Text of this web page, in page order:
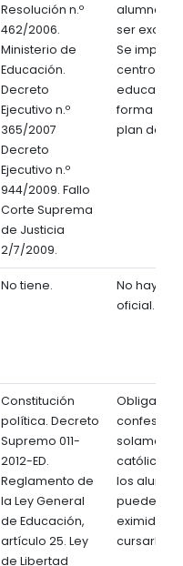
Resolución n.º
462/2006.
Ministerio de
Educación.
Decreto
Ejecutivo n.º
365/2007
Decreto
Ejecutivo n.º
944/2009. Fallo
Corte Suprema
de Justicia
2/7/2009.
alumnos
ser
Se
centros
forma
plan de
No tiene.
No hay a
oficial.
Constitución
política. Decreto
Supremo 011-
2012-ED.
Reglamento de
la Ley General
de Educación,
artículo 25. Ley
de Libertad
solamente
católica,
los
pueden
eximidos
cursarla.